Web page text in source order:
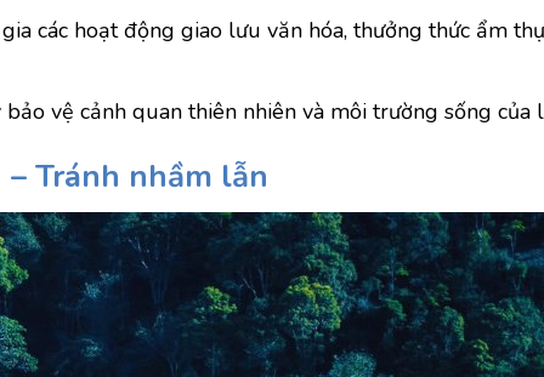
các hoạt động giao lưu văn hóa, thưởng thức ẩm
vệ cảnh quan thiên nhiên và môi trường sống của
Tránh nhầm lẫn